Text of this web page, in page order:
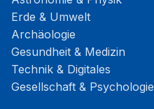
Erde & Umwelt
Archäologie
Gesundheit & Medizin
Technik & Digitales
Gesellschaft & Psychologie